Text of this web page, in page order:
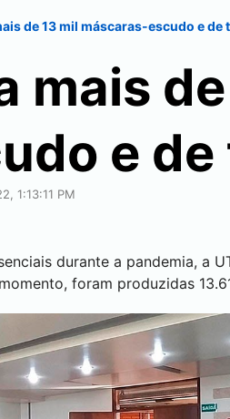
de 13 mil máscaras-escudo e de
mais
e
1:13:11 PM
durante a pandemia, a
foram produzidas